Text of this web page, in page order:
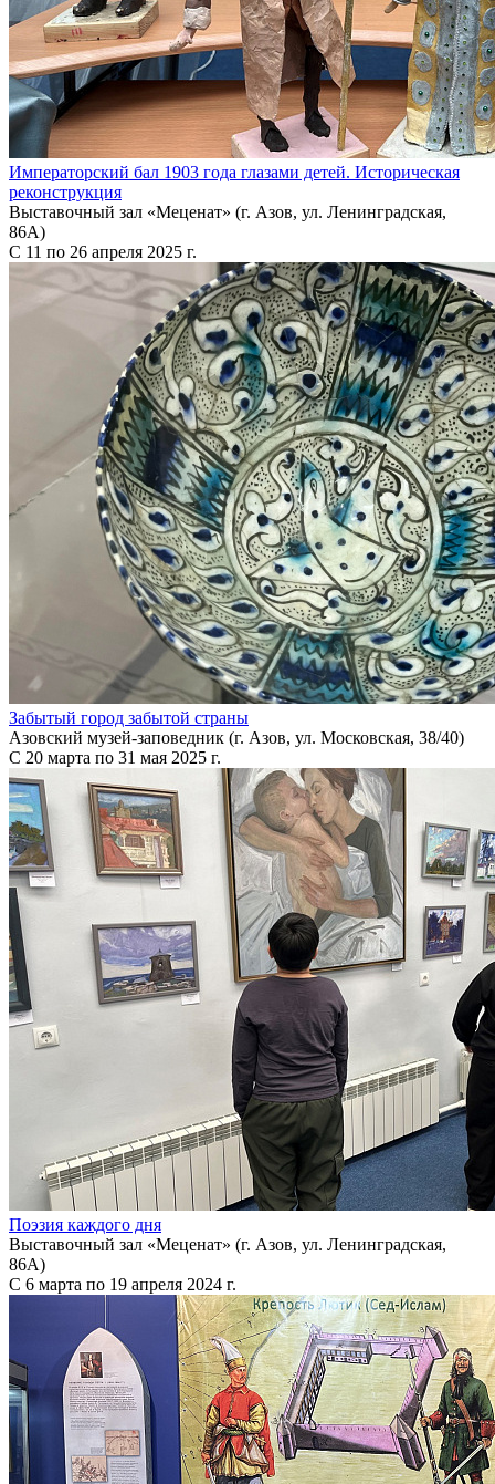
Императорский бал 1903 года глазами детей. Историческая
реконструкция
Выставочный зал «Меценат» (г. Азов, ул. Ленинградская,
86А)
С 11 по 26 апреля 2025 г.
Забытый город забытой страны
Азовский музей-заповедник (г. Азов, ул. Московская, 38/40)
С 20 марта по 31 мая 2025 г.
Поэзия каждого дня
Выставочный зал «Меценат» (г. Азов, ул. Ленинградская,
86А)
С 6 марта по 19 апреля 2024 г.